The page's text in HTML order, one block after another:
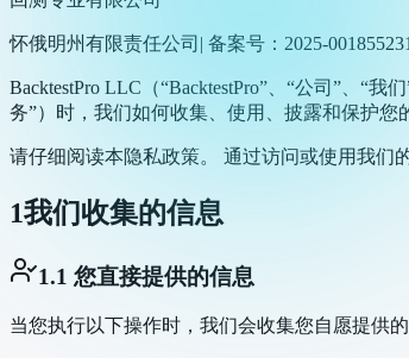
怀俄明州有限责任公司| 备案号：2025-
BacktestPro LLC（“BacktestPro”、“公司”、“
务”）时，我们如何收集、使用、披露和保护您
请仔细阅读本隐私政策。 通过访问或使用我们
1我们收集的信息
1.1 您直接提供的信息
当您执行以下操作时，我们会收集您自愿提供的